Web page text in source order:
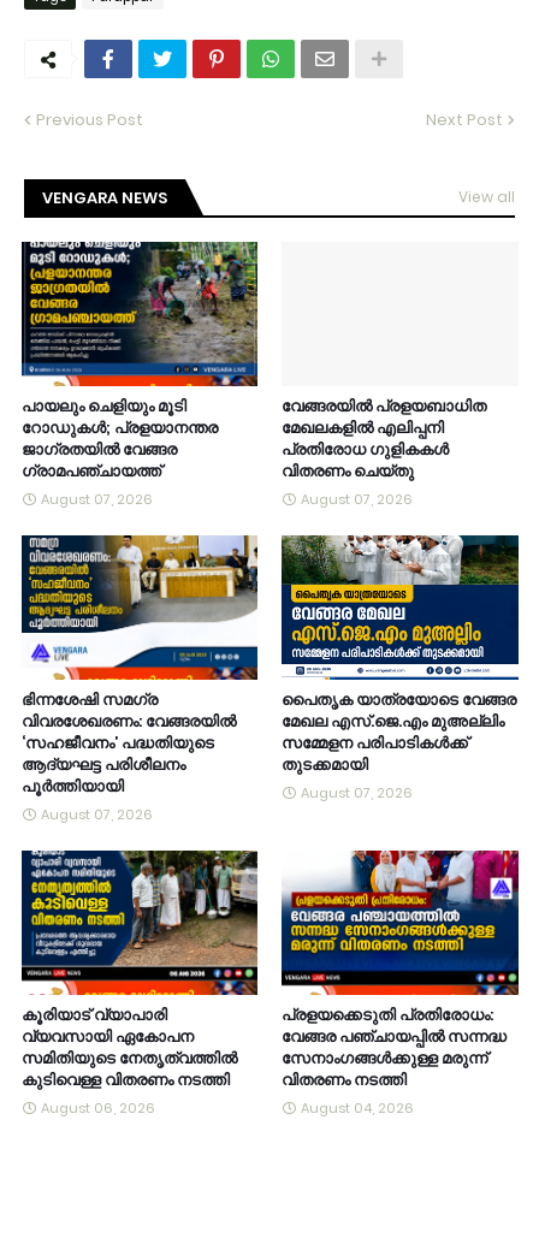
Previous Post Next Post
VENGARA NEWS View all
പായലും ചെളിയും മൂടി
റോഡുകൾ; പ്രളയാനന്തര
ജാഗ്രതയിൽ വേങ്ങര
ഗ്രാമപഞ്ചായത്ത്
August 07, 2026
വേങ്ങരയിൽ പ്രളയബാധിത
മേഖലകളിൽ എലിപ്പനി
പ്രതിരോധ ഗുളികകൾ
വിതരണം ചെയ്തു
August 07, 2026
ഭിന്നശേഷി സമഗ്ര
വിവരശേഖരണം: വേങ്ങരയിൽ
‘സഹജീവനം’ പദ്ധതിയുടെ
ആദ്യഘട്ട പരിശീലനം
പൂർത്തിയായി
August 07, 2026
പൈതൃക യാത്രയോടെ വേങ്ങര
മേഖല എസ്.ജെ.എം മുഅല്ലിം
സമ്മേളന പരിപാടികൾക്ക്
തുടക്കമായി
August 07, 2026
കൂരിയാട് വ്യാപാരി
വ്യവസായി ഏകോപന
സമിതിയുടെ നേതൃത്വത്തിൽ
കുടിവെള്ള വിതരണം നടത്തി
August 06, 2026
പ്രളയക്കെടുതി പ്രതിരോധം:
വേങ്ങര പഞ്ചായപ്പിൽ സന്നദ്ധ
സേനാംഗങ്ങൾക്കുള്ള മരുന്ന്
വിതരണം നടത്തി
August 04, 2026